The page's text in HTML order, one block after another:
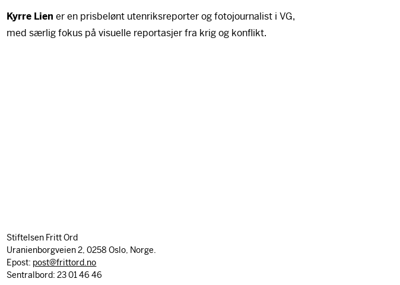
Kyrre Lien er en prisbelønt utenriksreporter og fotojournalist i VG,
med særlig fokus på visuelle reportasjer fra krig og konflikt.
Stiftelsen Fritt Ord
Uranienborgveien 2, 0258 Oslo, Norge.
Epost: post@frittord.no
Sentralbord: 23 01 46 46